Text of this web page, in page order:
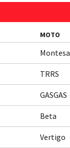
MOTO
Montesa
TRRS
GASGAS
Beta
Vertigo